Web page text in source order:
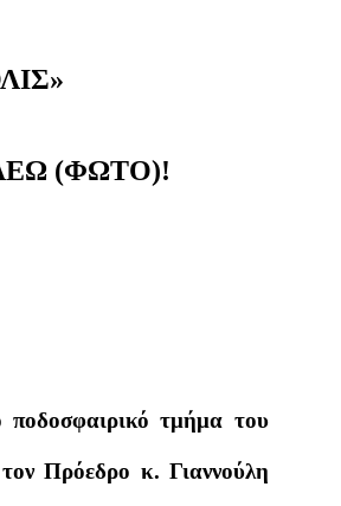
(ΦΩΤΟ)!
ποδοσφαιρικό τμήμα του
Πρόεδρο κ. Γιαννούλη